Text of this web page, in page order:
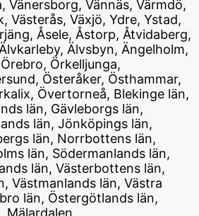
Vänersborg, Vännäs, Värmdö,
Västerås, Växjö, Ydre, Ystad,
Åsele, Åstorp, Åtvidaberg,
Älvsbyn, Ängelholm,
Örkelljunga,
Österåker, Östhammar,
Övertorneå, Blekinge län,
län, Gävleborgs län,
län, Jönköpings län,
län, Norrbottens län,
län, Södermanlands län,
län, Västerbottens län,
Västmanlands län, Västra
län, Östergötlands län,